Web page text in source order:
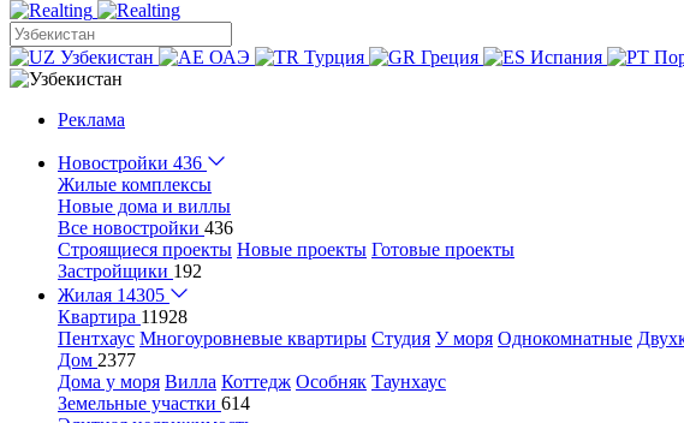
Узбекистан ОАЭ Турция Греция Испания
Реклама
Новостройки 436
Жилые комплексы
Новые дома и виллы
Все новостройки 436
Строящиеся проекты Новые проекты Готовые проекты
Застройщики 192
Жилая 14305
Квартира 11928
Пентхаус Многоуровневые квартиры Студия У моря Однокомнатные
Дом 2377
Дома у моря Вилла Коттедж Особняк Таунхаус
Земельные участки 614